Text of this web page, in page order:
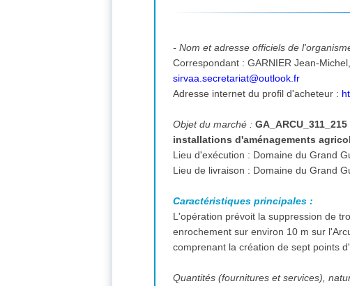
- Nom et adresse officiels de
sirvaa.secretariat@outlook.fr
Adresse internet du profil d'acheteur :
Objet du marché :
installations d'aménagements
Caractéristiques principales :
L'opération prévoit la suppression de
enrochement sur environ 10 m sur
comprenant la création de sept points
Quantités (fournitures et services),